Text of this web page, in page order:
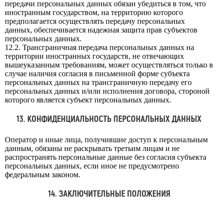
передачи персональных данных обязан убедиться в том, что
иностранным государством, на территорию которого
предполагается осуществлять передачу персональных
данных, обеспечивается надежная защита прав субъектов
персональных данных.
12.2. Трансграничная передача персональных данных на
территории иностранных государств, не отвечающих
вышеуказанным требованиям, может осуществляться только в
случае наличия согласия в письменной форме субъекта
персональных данных на трансграничную передачу его
персональных данных и/или исполнения договора, стороной
которого является субъект персональных данных.
13. КОНФИДЕНЦИАЛЬНОСТЬ ПЕРСОНАЛЬНЫХ ДАННЫХ
Оператор и иные лица, получившие доступ к персональным
данным, обязаны не раскрывать третьим лицам и не
распространять персональные данные без согласия субъекта
персональных данных, если иное не предусмотрено
федеральным законом.
14. ЗАКЛЮЧИТЕЛЬНЫЕ ПОЛОЖЕНИЯ